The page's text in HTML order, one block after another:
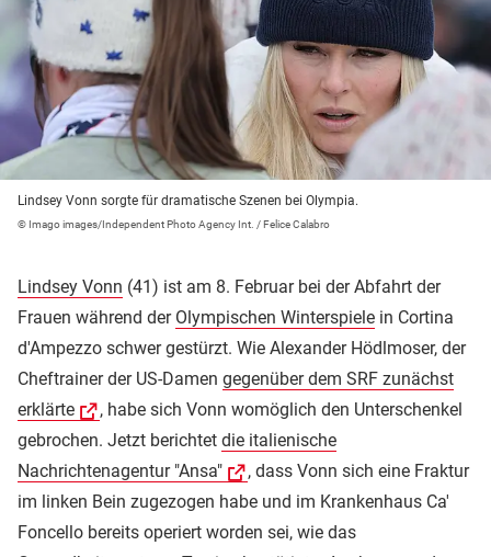
Lindsey Vonn sorgte für dramatische Szenen bei Olympia.
© Imago images/Independent Photo Agency Int. / Felice Calabro
Lindsey Vonn (41) ist am 8. Februar bei der Abfahrt der
Frauen während der Olympischen Winterspiele in Cortina
d'Ampezzo schwer gestürzt. Wie Alexander Hödlmoser, der
Cheftrainer der US-Damen gegenüber dem SRF zunächst
erklärte
, habe sich Vonn womöglich den Unterschenkel
gebrochen. Jetzt berichtet die italienische
Nachrichtenagentur "Ansa"
, dass Vonn sich eine Fraktur
im linken Bein zugezogen habe und im Krankenhaus Ca'
Foncello bereits operiert worden sei, wie das